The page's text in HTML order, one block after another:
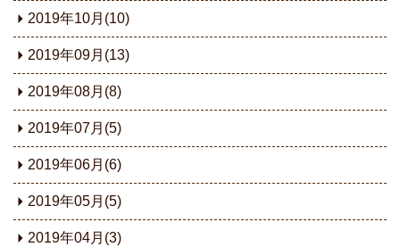
2019年10月(10)
2019年09月(13)
2019年08月(8)
2019年07月(5)
2019年06月(6)
2019年05月(5)
2019年04月(3)